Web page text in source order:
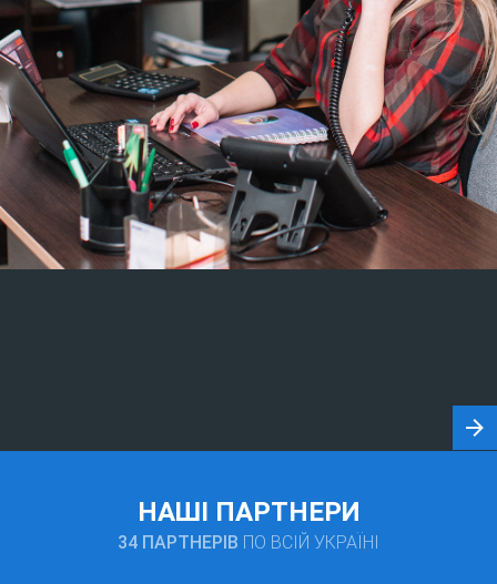
НАШІ ПАРТНЕРИ
34 ПАРТНЕРІВ ПО ВСІЙ УКРАЇНІ